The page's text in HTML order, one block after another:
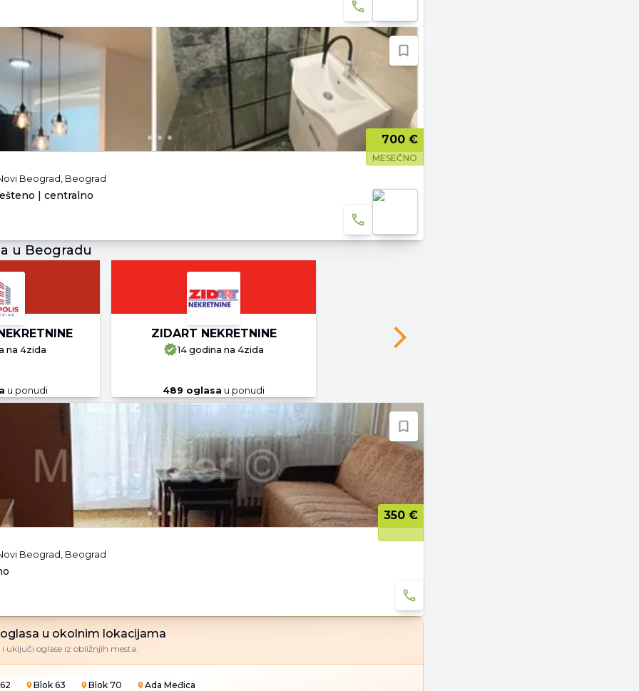
700 €
MESEČNO
Beograd, Beograd
| centralno
u Beogradu
na 4zida
u ponudi
ZIDART NEKRETNINE
14 godina na 4zida
489 oglasa u ponudi
Next slide
350 €
Beograd, Beograd
u okolnim lokacijama
uključi oglase iz obližnjih mesta.
Blok 63 Blok 70 Ada Međica